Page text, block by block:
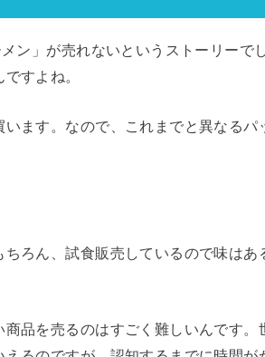
ン」が売れないというストーリーで
すよね。
ます。なので、これまでと異なるパ
ろん、試食販売しているので味はあ
品を売るのはすごく難しいんです。